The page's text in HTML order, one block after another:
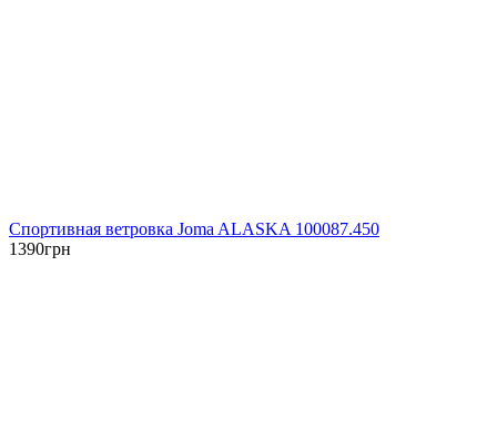
Спортивная ветровка Joma ALASKA 100087.450
1390грн